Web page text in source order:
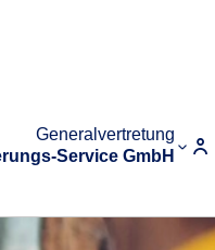
Generalvertretung
Service GmbH